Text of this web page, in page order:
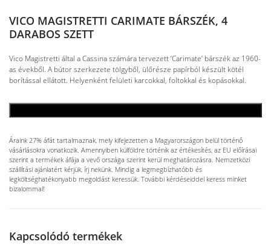
VICO MAGISTRETTI CARIMATE BÁRSZÉK, 4
DARABOS SZETT
Vico Magistretti által a Cassina számára tervezett ‘Carimate’ bárszék az 1960-
as évekből. A bútor szerkezete tölgyből, ülőrésze papírból készült kötél
borítással ellátott. Helyenként felületi karcokkal, foltokkal és kopásokkal.
Áraink 27% áfát tartalmaznak, mely kifejezetten a Magyarországon belül történő
vásárlásokra vonatkozik. Amennyiben külföldre történik az értékesítés, az EU előírásai
szerint a termékek áfája a vevő országa szerint kerül meghatározásra. Nemzetközi
szállítási ajánlatért kérjük, írj nekünk. Mindig a legmegbízhatóbb és
legköltséghatékonyabb megoldást keressük. További kérdéseiddel keress minket
bizalommal!
Kapcsolódó termékek